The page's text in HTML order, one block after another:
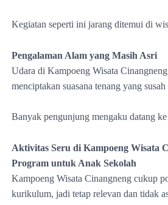
Kegiatan seperti ini jarang ditemui di
Pengalaman Alam yang Masih Asri
Udara di Kampoeng Wisata
menciptakan suasana tenang yang
Banyak pengunjung mengaku datang
Aktivitas Seru di Kampoeng Wisata
Program untuk Anak Sekolah
Kampoeng Wisata Cinangneng cukup
kurikulum, jadi tetap relevan dan tidak